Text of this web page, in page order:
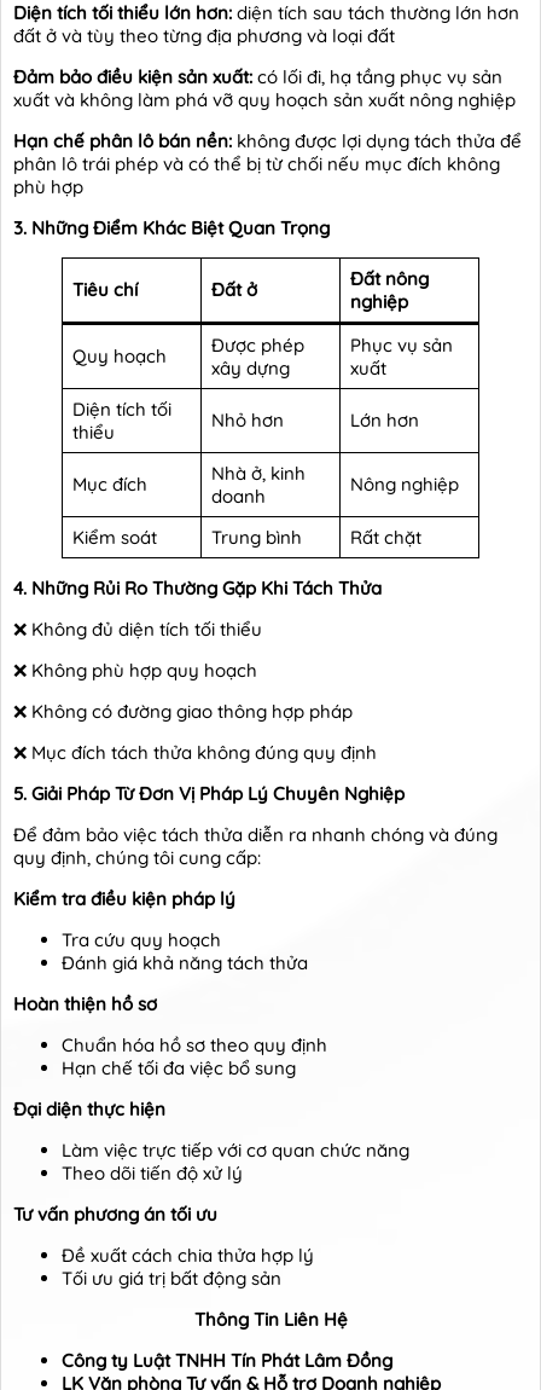
Diện tích tối thiểu lớn hơn: diện tích sau tách thường lớn hơn
đất ở và tùy theo từng địa phương và loại đất
Đảm bảo điều kiện sản xuất: có lối đi, hạ tầng phục vụ sản
xuất và không làm phá vỡ quy hoạch sản xuất nông nghiệp
Hạn chế phân lô bán nền: không được lợi dụng tách thửa để
phân lô trái phép và có thể bị từ chối nếu mục đích không
phù hợp
3. Những Điểm Khác Biệt Quan Trọng
Tiêu chí Đất ở
Đất nông
nghiệp
Quy hoạch
Được phép
xây dựng
Phục vụ sản
xuất
Diện tích tối
thiểu
Nhỏ hơn Lớn hơn
Mục đích
Nhà ở, kinh
doanh
Nông nghiệp
Kiểm soát Trung bình Rất chặt
4. Những Rủi Ro Thường Gặp Khi Tách Thửa
❌ Không đủ diện tích tối thiểu
❌ Không phù hợp quy hoạch
❌ Không có đường giao thông hợp pháp
❌ Mục đích tách thửa không đúng quy định
5. Giải Pháp Từ Đơn Vị Pháp Lý Chuyên Nghiệp
Để đảm bảo việc tách thửa diễn ra nhanh chóng và đúng
quy định, chúng tôi cung cấp:
Kiểm tra điều kiện pháp lý
Tra cứu quy hoạch
Đánh giá khả năng tách thửa
Hoàn thiện hồ sơ
Chuẩn hóa hồ sơ theo quy định
Hạn chế tối đa việc bổ sung
Đại diện thực hiện
Làm việc trực tiếp với cơ quan chức năng
Theo dõi tiến độ xử lý
Tư vấn phương án tối ưu
Đề xuất cách chia thửa hợp lý
Tối ưu giá trị bất động sản
Thông Tin Liên Hệ
Công ty Luật TNHH Tín Phát Lâm Đồng
LK Văn phòng Tư vấn & Hỗ trợ Doanh nghiệp